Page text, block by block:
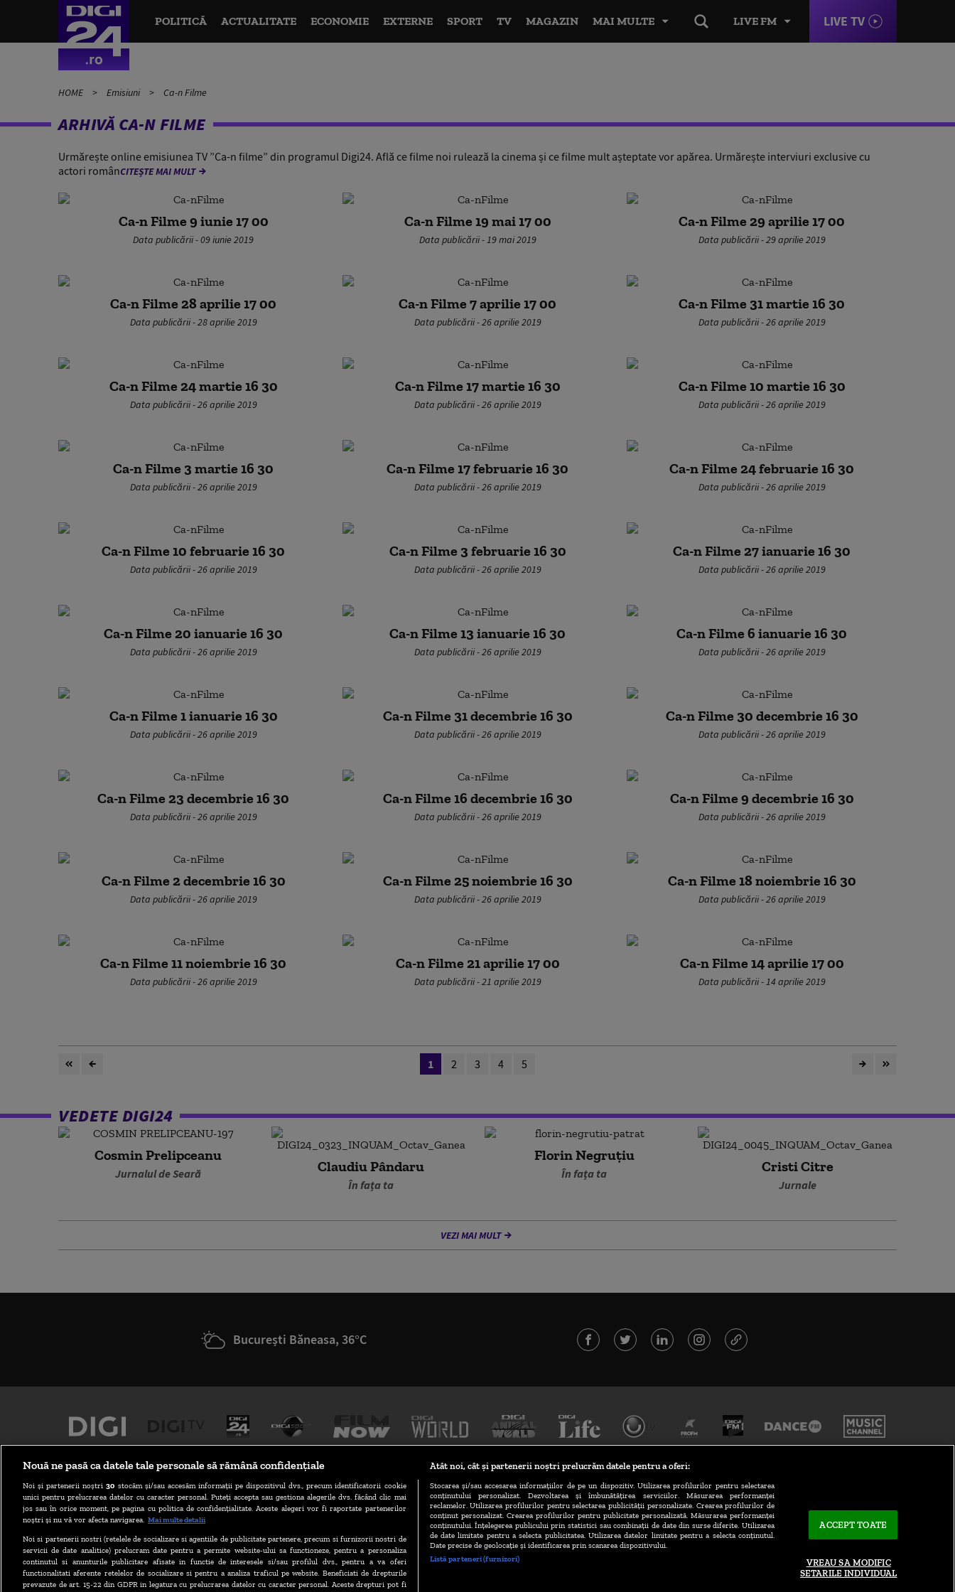
LIVE FM LIVE TV
POLITICĂ ACTUALITATE ECONOMIE EXTERNE SPORT TV MAGAZIN MAI MULTE
HOME Emisiuni Ca-n Filme
ARHIVĂ CA-N FILME
Urmărește online emisiunea TV ”Ca-n filme” din programul Digi24. Află ce filme noi rulează la cinema și ce filme mult așteptate vor apărea. Urmărește interviuri exclusive cu
actori românCITEȘTE MAI MULT
Ca-n Filme 9 iunie 17 00
Data publicării - 09 iunie 2019
Ca-n Filme 19 mai 17 00
Data publicării - 19 mai 2019
Ca-n Filme 29 aprilie 17 00
Data publicării - 29 aprilie 2019
Ca-n Filme 28 aprilie 17 00
Data publicării - 28 aprilie 2019
Ca-n Filme 7 aprilie 17 00
Data publicării - 26 aprilie 2019
Ca-n Filme 31 martie 16 30
Data publicării - 26 aprilie 2019
Ca-n Filme 24 martie 16 30
Data publicării - 26 aprilie 2019
Ca-n Filme 17 martie 16 30
Data publicării - 26 aprilie 2019
Ca-n Filme 10 martie 16 30
Data publicării - 26 aprilie 2019
Ca-n Filme 3 martie 16 30
Data publicării - 26 aprilie 2019
Ca-n Filme 17 februarie 16 30
Data publicării - 26 aprilie 2019
Ca-n Filme 24 februarie 16 30
Data publicării - 26 aprilie 2019
Ca-n Filme 10 februarie 16 30
Data publicării - 26 aprilie 2019
Ca-n Filme 3 februarie 16 30
Data publicării - 26 aprilie 2019
Ca-n Filme 27 ianuarie 16 30
Data publicării - 26 aprilie 2019
Ca-n Filme 20 ianuarie 16 30
Data publicării - 26 aprilie 2019
Ca-n Filme 13 ianuarie 16 30
Data publicării - 26 aprilie 2019
Ca-n Filme 6 ianuarie 16 30
Data publicării - 26 aprilie 2019
Ca-n Filme 1 ianuarie 16 30
Data publicării - 26 aprilie 2019
Ca-n Filme 31 decembrie 16 30
Data publicării - 26 aprilie 2019
Ca-n Filme 30 decembrie 16 30
Data publicării - 26 aprilie 2019
Ca-n Filme 23 decembrie 16 30
Data publicării - 26 aprilie 2019
Ca-n Filme 16 decembrie 16 30
Data publicării - 26 aprilie 2019
Ca-n Filme 9 decembrie 16 30
Data publicării - 26 aprilie 2019
Ca-n Filme 2 decembrie 16 30
Data publicării - 26 aprilie 2019
Ca-n Filme 25 noiembrie 16 30
Data publicării - 26 aprilie 2019
Ca-n Filme 18 noiembrie 16 30
Data publicării - 26 aprilie 2019
Ca-n Filme 11 noiembrie 16 30
Data publicării - 26 aprilie 2019
Ca-n Filme 21 aprilie 17 00
Data publicării - 21 aprilie 2019
Ca-n Filme 14 aprilie 17 00
Data publicării - 14 aprilie 2019
1 2 3 4 5
VEDETE DIGI24
Cosmin Prelipceanu
Jurnalul de Seară Claudiu Pândaru
În fața ta
Florin Negruțiu
În fața ta Cristi Citre
Jurnale
VEZI MAI MULT
București Băneasa, 36°C
TERMENI ȘI CONDIȚII POLITICA DE CONFIDENȚIALITATE
ABONARE DIGI TV GESTIONAȚI PREFERINȚELE CODUL DIGI24 CAMERE WEB CONTACT/INFO
Nouă ne pasă ca datele tale personale să rămână confidențiale
Noi și partenerii noștri30 stocăm și/sau accesăm informații pe dispozitivul dvs., precum identificatorii cookie
unici pentru prelucrarea datelor cu caracter personal. Puteți accepta sau gestiona alegerile dvs. făcând clic mai
jos sau în orice moment, pe pagina cu politica de confidențialitate. Aceste alegeri vor fi raportate partenerilor
noștri și nu vă vor afecta navigarea. Mai multe detalii
Noi si partenerii nostri (retelele de socializare si agentiile de publicitate partenere, precum si furnizorii nostri de
servicii de date analitice) prelucram date pentru a permite website-ului sa functioneze, pentru a personaliza
continutul si anunturile publicitare afisate in functie de interesele si/sau profilul dvs., pentru a va oferi
functionalitati aferente retelelor de socializare si pentru a analiza traficul pe website. Beneficiati de drepturile
prevazute de art. 15-22 din GDPR in legatura cu prelucrarea datelor cu caracter personal. Aceste drepturi pot fi
Atât noi, cât și partenerii noștri prelucrăm datele pentru a oferi:
Stocarea și/sau accesarea informațiilor de pe un dispozitiv. Utilizarea profilurilor pentru selectarea
conținutului personalizat. Dezvoltarea și îmbunătățirea serviciilor. Măsurarea performanței
reclamelor. Utilizarea profilurilor pentru selectarea publicității personalizate. Crearea profilurilor de
conținut personalizat. Crearea profilurilor pentru publicitate personalizată. Măsurarea performanței
conținutului. Înțelegerea publicului prin statistici sau combinații de date din surse diferite. Utilizarea
de date limitate pentru a selecta publicitatea. Utilizarea datelor limitate pentru a selecta conținutul.
Date precise de geolocație și identificarea prin scanarea dispozitivului.
Listă parteneri (furnizori)
ACCEPT TOATE
VREAU SA MODIFIC
SETARILE INDIVIDUAL